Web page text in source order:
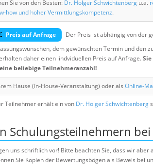
Sie von den Besten: Dr. Holger Schwichtenberg u.a.
how und hoher Vermittlungskompetenz.
Preis auf Anfrage
Der Preis ist abhängig von der
dem gewünschten Termin und den
daher einen iindviduellen Preis auf Anfrage.
beliebige Teilnehmeranzahl!
Hause (In-House-Veranstaltung) oder als Online-
Teilnehmer erhält ein von Dr. Holger Schwichtenberg
Schulungsteilnehmern
uns schriftlich vor! Bitte beachten Sie, dass wir aber
Sie Kopien der Bewertungsbögen als Beweis bei